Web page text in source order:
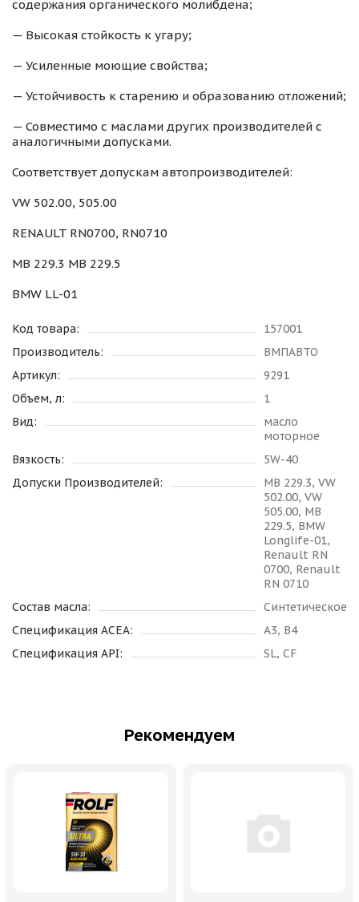
содержания органического молибдена;
— Высокая стойкость к угару;
— Усиленные моющие свойства;
— Устойчивость к старению и образованию отложений;
— Совместимо с маслами других производителей с
аналогичными допусками.
Соответствует допускам автопроизводителей:
VW 502.00, 505.00
RENAULT RN0700, RN0710
MB 229.3 MB 229.5
BMW LL-01
Код товара:
157001
Производитель:
ВМПАВТО
Артикул:
9291
Объем, л:
1
Вид:
масло
моторное
Вязкость:
5W-40
Допуски Производителей:
MB 229.3, VW
502.00, VW
505.00, MB
229.5, BMW
Longlife-01,
Renault RN
0700, Renault
RN 0710
Состав масла:
Синтетическое
Спецификация ACEA:
A3, B4
Спецификация API:
SL, CF
Рекомендуем